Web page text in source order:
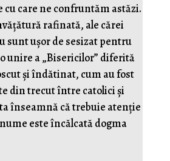
cu care ne confruntăm astăzi.
rafinată, ale cărei
sunt ușor de sesizat pentru
unire a „Bisericilor” diferită
și îndătinat, cum au fost
din trecut între catolici și
înseamnă că trebuie atenție
este încălcată dogma